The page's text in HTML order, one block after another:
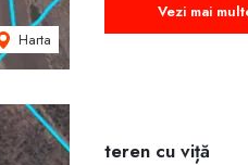
Harta
Vezi mai
teren cu viță